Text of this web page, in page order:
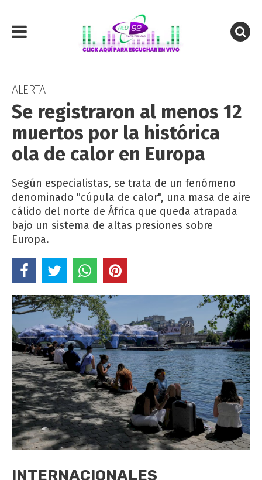
ALERTA
Se registraron al menos 12
muertos por la histórica
ola de calor en Europa
Según especialistas, se trata de un fenómeno
denominado "cúpula de calor", una masa de aire
cálido del norte de África que queda atrapada
bajo un sistema de altas presiones sobre
Europa.
INTERNACIONALES